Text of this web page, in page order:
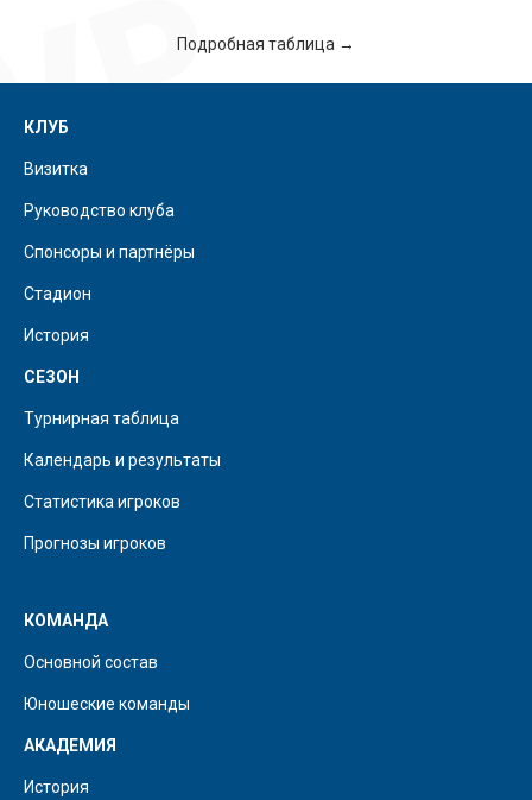
Подробная таблица →
КЛУБ
Визитка
Руководство клуба
Спонсоры и партнёры
Стадион
История
СЕЗОН
Турнирная таблица
Календарь и результаты
Статистика игроков
Прогнозы игроков
КОМАНДА
Основной состав
Юношеские команды
АКАДЕМИЯ
История